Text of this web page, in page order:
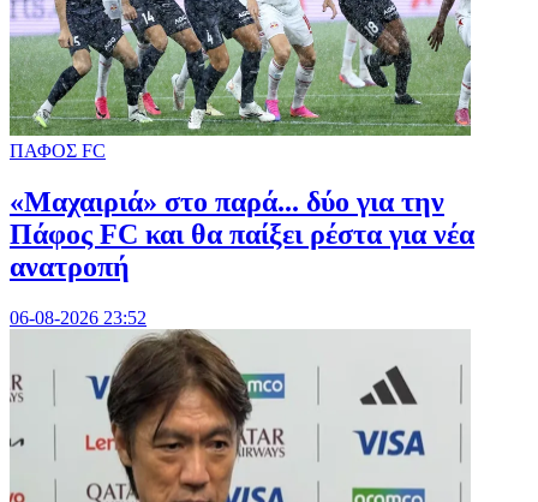
ΠΑΦΟΣ FC
«Μαχαιριά» στο παρά... δύο για την
Πάφος FC και θα παίξει ρέστα για νέα
ανατροπή
06-08-2026 23:52